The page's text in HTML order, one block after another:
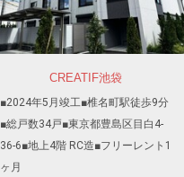
CREATIF池袋
■2024年5月竣工■椎名町駅徒歩9分
■総戸数34戸■東京都豊島区目白4-
36-6■地上4階 RC造■フリーレント1
ヶ月